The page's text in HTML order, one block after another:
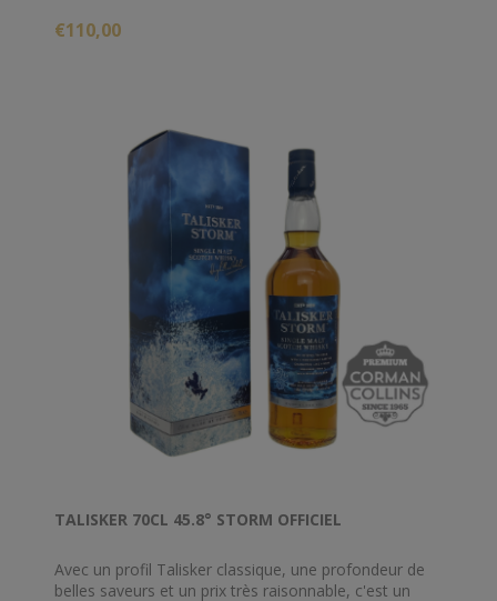
fûts allient les senteurs marines, caractéristiques de
€110,00
TALISKER 70CL 45.8° STORM OFFICIEL
Avec un profil Talisker classique, une profondeur de
belles saveurs et un prix très raisonnable, c'est un